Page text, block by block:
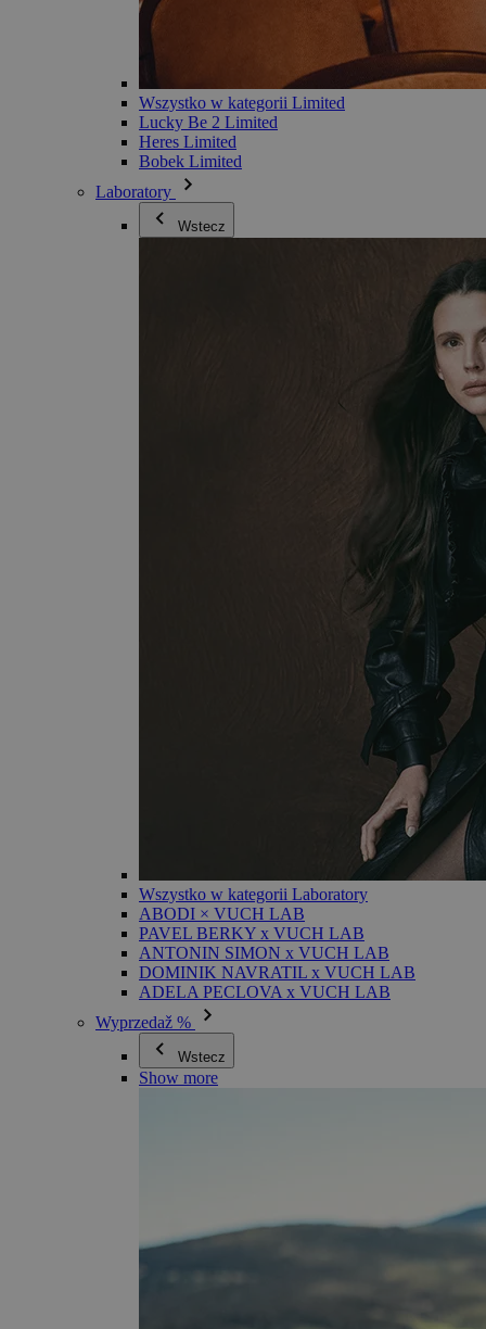
Wszystko w kategorii Limited
Lucky Be 2 Limited
Heres Limited
Bobek Limited
Laboratory
Wstecz
Wszystko w kategorii Laboratory
ABODI × VUCH LAB
PAVEL BERKY x VUCH LAB
ANTONIN SIMON x VUCH LAB
DOMINIK NAVRATIL x VUCH LAB
ADELA PECLOVA x VUCH LAB
Wyprzedaž %
Wstecz
Show more